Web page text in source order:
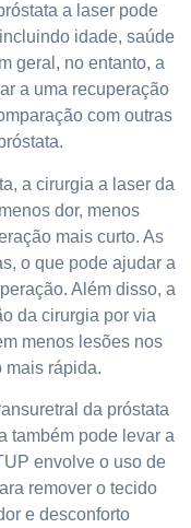
a laser pode
idade, saúde
geral, no entanto, a
a uma recuperação
com outras
a cirurgia a laser da
dor, menos
mais curto. As
o que pode ajudar a
Além disso, a
da cirurgia por via
menos lesões nos
mais rápida.
da próstata
também pode levar a
envolve o uso de
remover o tecido
e desconforto